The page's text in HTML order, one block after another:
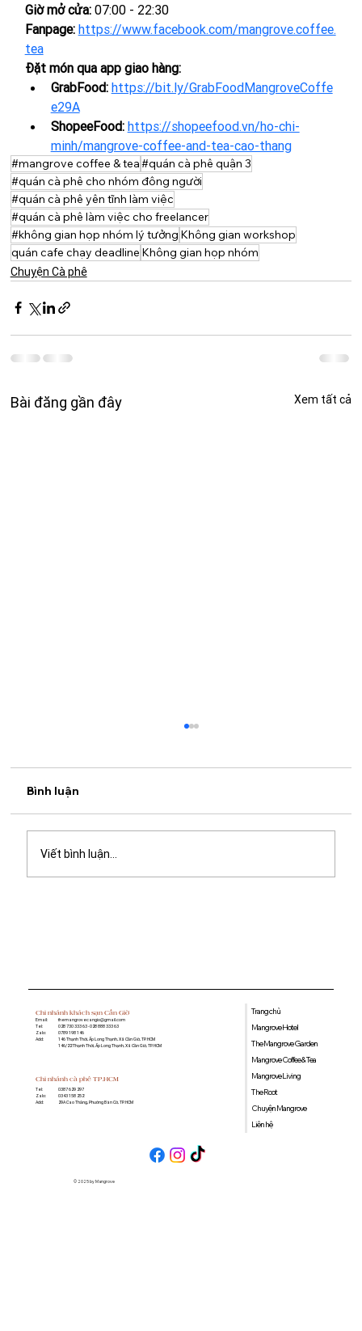
Giờ mở cửa: 07:00 - 22:30
Fanpage: https://www.facebook.com/mangrove.coffee.
tea
Đặt món qua app giao hàng:
GrabFood: https://bit.ly/GrabFoodMangroveCoffe
e29A
ShopeeFood: https://shopeefood.vn/ho-chi-
minh/mangrove-coffee-and-tea-cao-thang
#mangrove coffee & tea#quán cà phê quận 3
#quán cà phê cho nhóm đông người
#quán cà phê yên tĩnh làm việc
#quán cà phê làm việc cho freelancer
#không gian họp nhóm lý tưởng Không gian workshop
quán cafe chạy deadline Không gian họp nhóm
Chuyện Cà phê
Bài đăng gần đây Xem tất cả
Bình luận
Viết bình luận...
Chi nhánh khách sạn Cần Giờ
Email:
Tel:
Zalo:
Add:
themangrovecangio@gmail.com
028 730 333 63 - 028 888 333 63
0789 198 146
146 Thạnh Thới, Ấp Long Thạnh, Xã Cần Giờ, TP. HCM
146/22 Thạnh Thới, Ấp Long Thạnh, Xã Cần Giờ, TP. HCM
Trang chủ
Mangrove Hotel
The Mangrove Garden
Mangrove Coffee & Tea
Mangrove Living
The Root
Chuyện Mangrove
Liên hệ
Chi nhánh cà phê TP.HCM
Tel:
Zalo:
Add:
0387 629 297
0343 158 252
29A Cao Thắng, Phường Bàn Cờ, TP. HCM
© 2025 by Mangrove